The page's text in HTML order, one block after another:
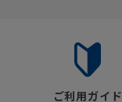
ご利用ガイド